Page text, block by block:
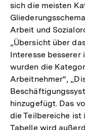
sich die meisten
Arbeit und
„Übersicht über
Interesse besserer
wurden die
Arbeitnehmer“,
hinzugefügt. Das
die Teilbereiche ist
Tabelle wird